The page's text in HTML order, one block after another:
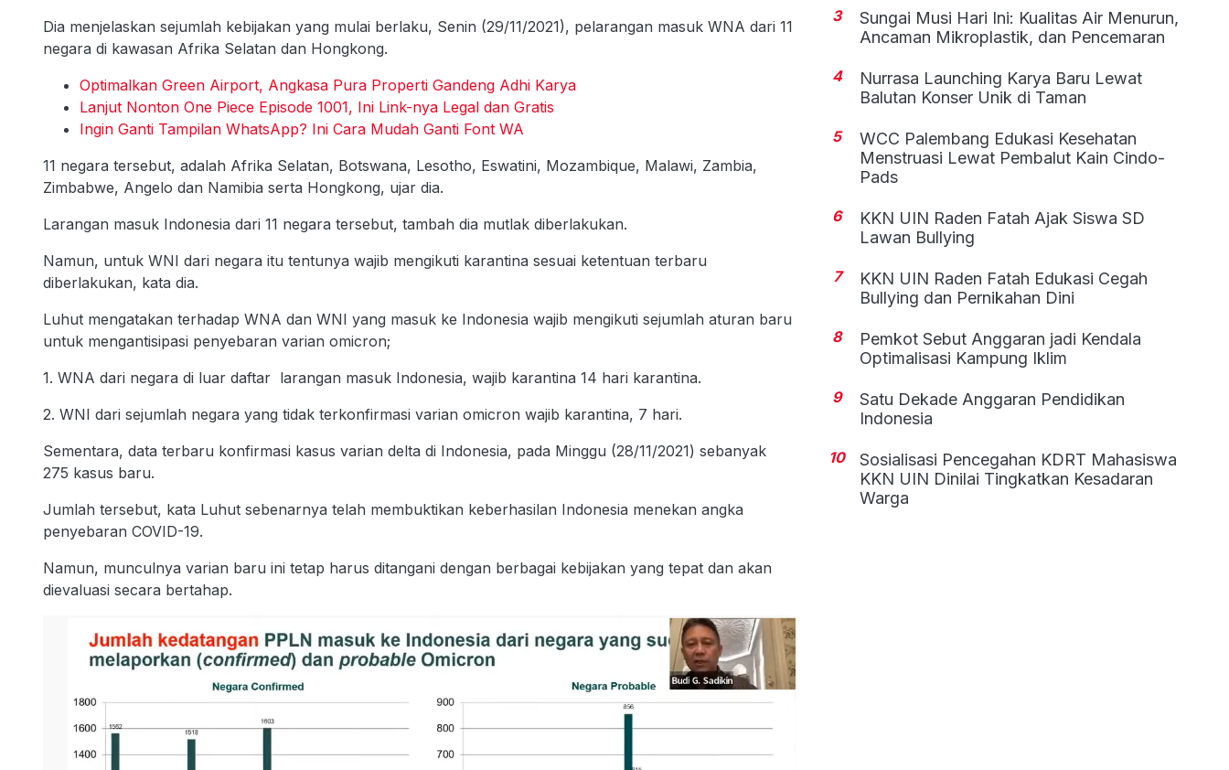
Dia menjelaskan sejumlah kebijakan yang mulai berlaku, Senin (29/11/2021), pelarangan masuk WNA dari 11
negara di kawasan Afrika Selatan dan Hongkong.
Optimalkan Green Airport, Angkasa Pura Properti Gandeng Adhi Karya
Lanjut Nonton One Piece Episode 1001, Ini Link-nya Legal dan Gratis
Ingin Ganti Tampilan WhatsApp? Ini Cara Mudah Ganti Font WA
11 negara tersebut, adalah Afrika Selatan, Botswana, Lesotho, Eswatini, Mozambique, Malawi, Zambia,
Zimbabwe, Angelo dan Namibia serta Hongkong, ujar dia.
Larangan masuk Indonesia dari 11 negara tersebut, tambah dia mutlak diberlakukan.
Namun, untuk WNI dari negara itu tentunya wajib mengikuti karantina sesuai ketentuan terbaru
diberlakukan, kata dia.
Luhut mengatakan terhadap WNA dan WNI yang masuk ke Indonesia wajib mengikuti sejumlah aturan baru
untuk mengantisipasi penyebaran varian omicron;
1. WNA dari negara di luar daftar larangan masuk Indonesia, wajib karantina 14 hari karantina.
2. WNI dari sejumlah negara yang tidak terkonfirmasi varian omicron wajib karantina, 7 hari.
Sementara, data terbaru konfirmasi kasus varian delta di Indonesia, pada Minggu (28/11/2021) sebanyak
275 kasus baru.
Jumlah tersebut, kata Luhut sebenarnya telah membuktikan keberhasilan Indonesia menekan angka
penyebaran COVID-19.
Namun, munculnya varian baru ini tetap harus ditangani dengan berbagai kebijakan yang tepat dan akan
dievaluasi secara bertahap.
3
Sungai Musi Hari Ini: Kualitas Air Menurun,
Ancaman Mikroplastik, dan Pencemaran
4
Nurrasa Launching Karya Baru Lewat
Balutan Konser Unik di Taman
5
WCC Palembang Edukasi Kesehatan
Menstruasi Lewat Pembalut Kain Cindo-
Pads
6
KKN UIN Raden Fatah Ajak Siswa SD
Lawan Bullying
7
KKN UIN Raden Fatah Edukasi Cegah
Bullying dan Pernikahan Dini
8
Pemkot Sebut Anggaran jadi Kendala
Optimalisasi Kampung Iklim
9
Satu Dekade Anggaran Pendidikan
Indonesia
10
Sosialisasi Pencegahan KDRT Mahasiswa
KKN UIN Dinilai Tingkatkan Kesadaran
Warga